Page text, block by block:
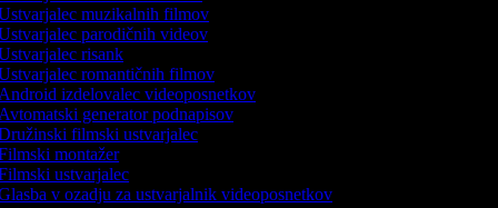
muzikalnih filmov
parodičnih videov
risank
romantičnih filmov
izdelovalec videoposnetkov
generator podnapisov
filmski ustvarjalec
montažer
ustvarjalec
v ozadju za ustvarjalnik videoposnetkov